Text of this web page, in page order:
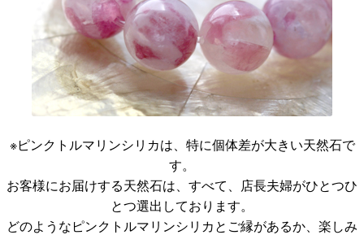
※ピンクトルマリンシリカは、特に個体差が大きい天然石で
す。
お客様にお届けする天然石は、すべて、店長夫婦がひとつひ
とつ選出しております。
どのようなピンクトルマリンシリカとご縁があるか、楽しみ